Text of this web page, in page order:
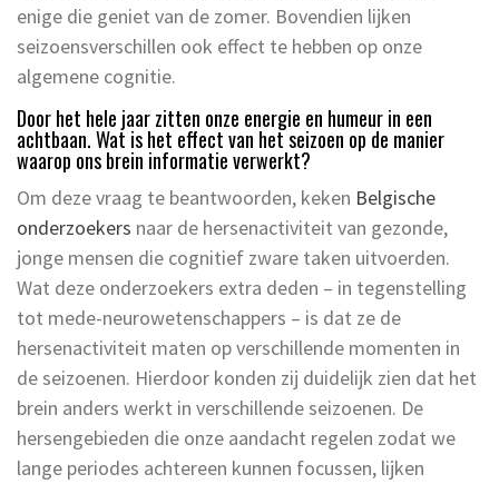
enige die geniet van de zomer. Bovendien lijken
seizoensverschillen ook effect te hebben op onze
algemene cognitie.
Door het hele jaar zitten onze energie en humeur in een
achtbaan. Wat is het effect van het seizoen op de manier
waarop ons brein informatie verwerkt?
Om deze vraag te beantwoorden, keken Belgische
onderzoekers naar de hersenactiviteit van gezonde,
jonge mensen die cognitief zware taken uitvoerden.
Wat deze onderzoekers extra deden – in tegenstelling
tot mede-neurowetenschappers – is dat ze de
hersenactiviteit maten op verschillende momenten in
de seizoenen. Hierdoor konden zij duidelijk zien dat het
brein anders werkt in verschillende seizoenen. De
hersengebieden die onze aandacht regelen zodat we
lange periodes achtereen kunnen focussen, lijken